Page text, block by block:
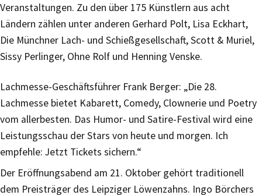
Veranstaltungen. Zu den über 175 Künstlern aus acht
Ländern zählen unter anderen Gerhard Polt, Lisa Eckhart,
Die Münchner Lach- und Schießgesellschaft, Scott & Muriel,
Sissy Perlinger, Ohne Rolf und Henning Venske.
Lachmesse-Geschäftsführer Frank Berger: „Die 28.
Lachmesse bietet Kabarett, Comedy, Clownerie und Poetry
vom allerbesten. Das Humor- und Satire-Festival wird eine
Leistungsschau der Stars von heute und morgen. Ich
empfehle: Jetzt Tickets sichern.“
Der Eröffnungsabend am 21. Oktober gehört traditionell
dem Preisträger des Leipziger Löwenzahns. Ingo Börchers